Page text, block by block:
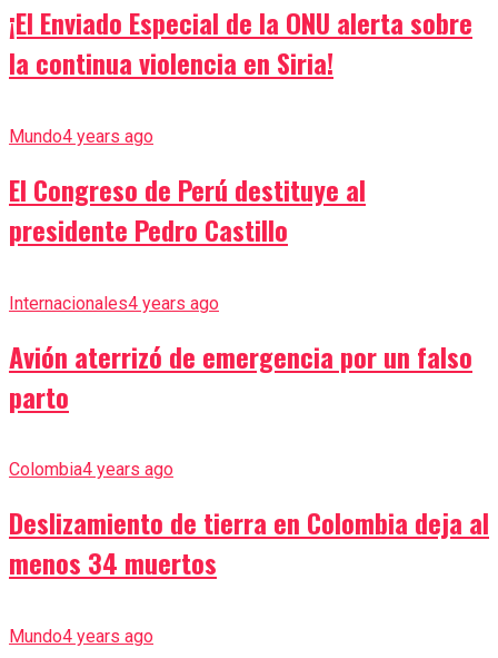
¡El Enviado Especial de la ONU alerta sobre
la continua violencia en Siria!
Mundo4 years ago
El Congreso de Perú destituye al
presidente Pedro Castillo
Internacionales4 years ago
Avión aterrizó de emergencia por un falso
parto
Colombia4 years ago
Deslizamiento de tierra en Colombia deja al
menos 34 muertos
Mundo4 years ago